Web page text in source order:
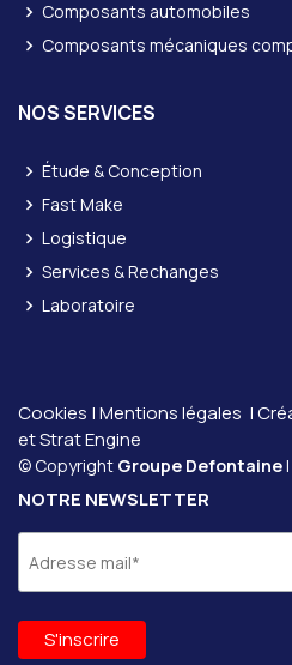
Composants automobiles
Composants mécaniques
NOS SERVICES
Étude & Conception
Fast Make
Logistique
Services & Rechanges
Laboratoire
Cookies |Mentions légales |
etStrat Engine
© Copyright Groupe Defontaine
NOTRE NEWSLETTER